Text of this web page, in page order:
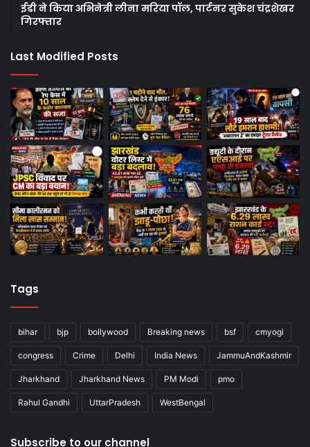
ईडी ने किया अभिनेत्री लीना मरिया पॉल, पार्टनर सुकेश चंद्रशेखर
गिरफ्तार
Last Modified Posts
Tags
bihar bjp bollywood Breaking news bsf cmyogi
congress Crime Delhi India News JammuAndKashmir
Jharkhand Jharkhand News PM Modi pmo
Rahul Gandhi UttarPradesh WestBengal
Subscribe to our channel